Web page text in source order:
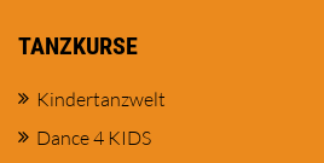
TANZKURSE
Kindertanzwelt
Dance 4 KIDS